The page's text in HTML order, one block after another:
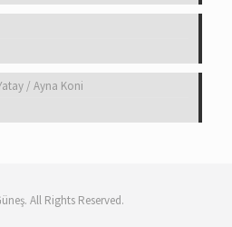
/ Ayna Koni
All Rights Reserved.